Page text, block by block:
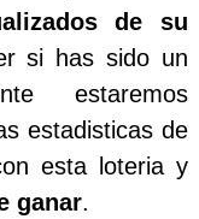
de su
si has sido un
estaremos
estadisticas de
esta loteria y
ganar.